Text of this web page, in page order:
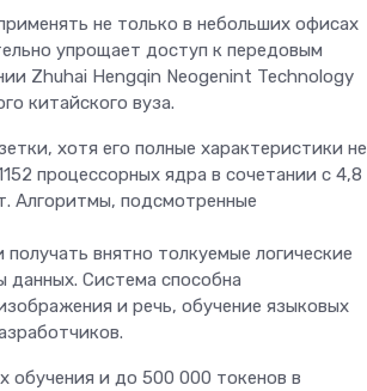
не только в небольших офисах
упрощает доступ к передовым
Zhuhai Hengqin Neogenint Technology
китайского вуза.
хотя его полные характеристики не
процессорных ядра в сочетании с 4,8
Алгоритмы, подсмотренные
внятно толкуемые логические
Система способна
и речь, обучение языковых
обучения и до 500 000 токенов в